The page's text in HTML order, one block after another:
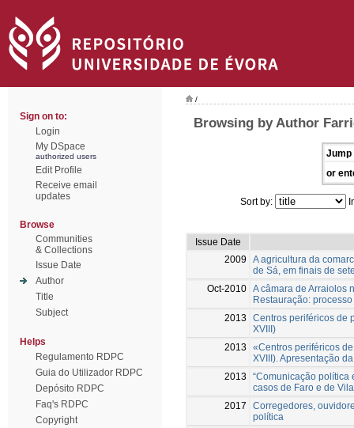
Sign on to:
Login
My DSpace
authorized users
Edit Profile
Receive email
updates
Browse
Communities
& Collections
Issue Date
Author
Title
Subject
Helps
Regulamento RDPC
Guia do Utilizador RDPC
Depósito RDPC
Faq's RDPC
Copyright
/
Browsing by Author
Jump
or
Sort by:
Issue Date
2009
A agricultura da
de Sá, em finais de
Oct-2010 A câmara de Arraiolos
Restauração:
2013
Centros periféricos de
XVIII)
2013
«Centros periféricos
XVIII). Apresentação
2013
“Comunicação política
casos de Faro e de
2017
Corregedores,
política